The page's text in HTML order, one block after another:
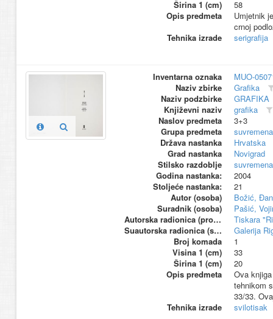
Širina 1 (cm)
58
Opis predmeta
Umjetnik
crnoj
Tehnika izrade
serigrafija
Inventarna oznaka
MUO-
Naziv zbirke
Grafika
Naziv podzbirke
GRAFIKA
Književni naziv
grafika
Naslov predmeta
3+3
Grupa predmeta
suvremena
Država nastanka
Hrvatska
Grad nastanka
Novigrad
Stilsko razdoblje
suvremena
Godina nastanka:
2004
Stoljeće nastanka:
21
Autor (osoba)
Božić,
Suradnik (osoba)
Pašić,
Autorska radionica (proizvođač)
Tiskara
Suautorska radionica (suproizvođač)
Galerija
Broj komada
1
Visina 1 (cm)
33
Širina 1 (cm)
20
Opis predmeta
Ova
tehnikom
33/33.
Tehnika izrade
svilotisak